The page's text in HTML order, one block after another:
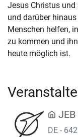
Jesus Christus
und darüber
Menschen helfen,
zu kommen und
heute möglich ist.
DE -